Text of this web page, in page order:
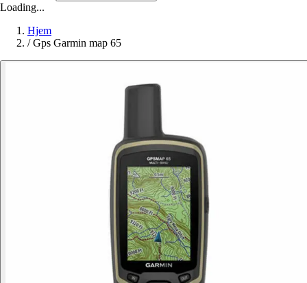
Loading...
Hjem
/ Gps Garmin map 65